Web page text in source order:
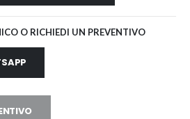
O RICHIEDI UN PREVENTIVO